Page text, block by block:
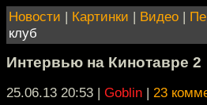
Новости | Картинки | Видео |
клуб
Интервью на Кинотавре 2
25.06.13 20:53 | Goblin | 23